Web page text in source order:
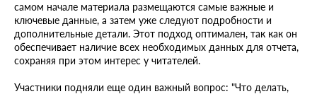
самом начале материала размещаются самые важные и
ключевые данные, а затем уже следуют подробности и
дополнительные детали. Этот подход оптимален, так как он
обеспечивает наличие всех необходимых данных для отчета,
сохраняя при этом интерес у читателей.
Участники подняли еще один важный вопрос: "Что делать,